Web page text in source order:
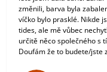
změnili, barva byla
víčko bylo prasklé. Nikde
tides, ale mě vůbec
určitě něco společného s
Doufám že to budete/jste